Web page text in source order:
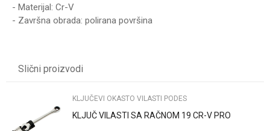
- Materijal: Cr-V
- Završna obrada: polirana površina
Poruka
Slični proizvodi
KLJUČEVI OKASTO VILASTI PODES
KLJUČ VILASTI SA RAČNOM 19 CR-V PRO